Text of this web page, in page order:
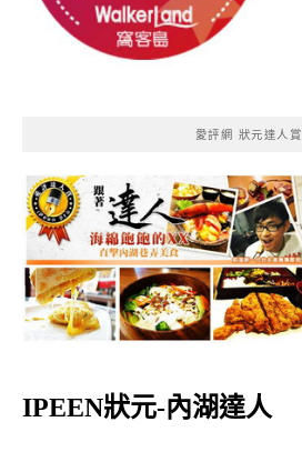
愛評網 狀元達人賞
IPEEN狀元-內湖達人